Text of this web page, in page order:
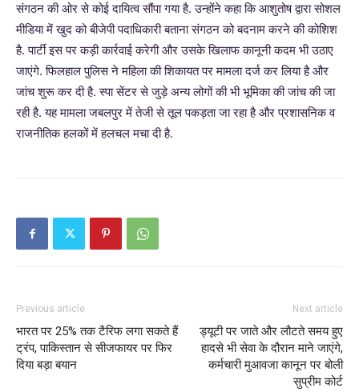
संगठन की ओर से कोई दायित्व सौंपा गया है. उन्होंने कहा कि आशुतोष द्वारा सोशल
मीडिया में खुद को बीजेपी पदाधिकारी बताना संगठन को बदनाम करने की कोशिश
है. पार्टी इस पर कड़ी कार्रवाई करेगी और उसके खिलाफ कानूनी कदम भी उठाए
जाएंगे. फिलहाल पुलिस ने महिला की शिकायत पर मामला दर्ज कर लिया है और
जांच शुरू कर दी है. स्पा सेंटर से जुड़े अन्य लोगों की भी भूमिका की जांच की जा
रही है. यह मामला जबलपुर में तेजी से तूल पकड़ता जा रहा है और प्रशासनिक व
राजनीतिक हलकों में हलचल मचा दी है.
Previous article
भारत पर 25% तक टैरिफ लगा सकते हैं
ट्रंप, पाकिस्तान से सीजफायर पर फिर
दिया बड़ा बयान
Next article
ड्यूटी पर जाते और लौटते समय हुए
हादसे भी सेवा के दौरान माने जाएंगे,
कर्मचारी मुआवजा कानून पर बोली
सुप्रीम कोर्ट